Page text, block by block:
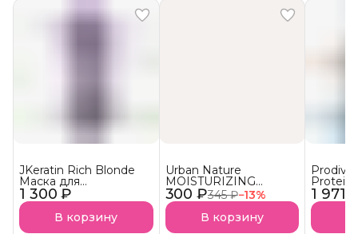
1 300 ₽
JKeratin Rich Blonde
Маска для
осветленных волос
Уход & нейтрализация
желтизны СКОРО В
НАЛИЧИИ!
В корзину
300 ₽345 ₽−13%
Urban Nature
MOISTURIZING
Кондиционер
Увлажняющий АКЦИЯ!
В корзину
1 971
Protein